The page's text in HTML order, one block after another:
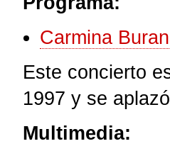
Carmina
Este concierto
1997 y se
Multimedia: